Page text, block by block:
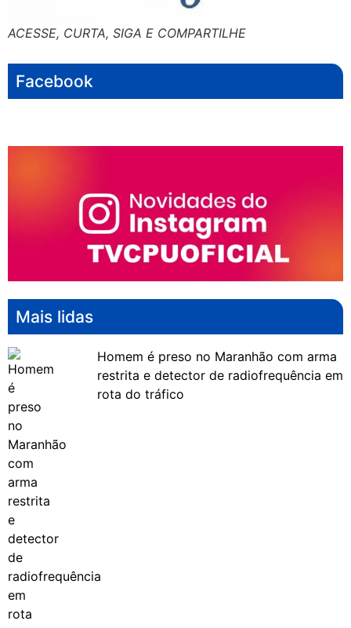
ACESSE, CURTA, SIGA E COMPARTILHE
Facebook
Mais lidas
Homem é preso no Maranhão com arma
restrita e detector de radiofrequência em
rota do tráfico